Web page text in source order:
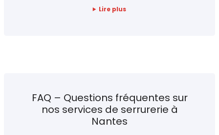
Lire plus
FAQ – Questions fréquentes sur
nos services de serrurerie à
Nantes